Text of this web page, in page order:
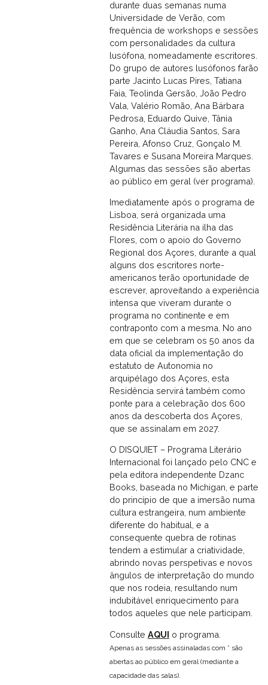
durante duas semanas numa
Universidade de Verão, com
frequência de workshops e sessões
com personalidades da cultura
lusófona, nomeadamente escritores.
Do grupo de autores lusófonos farão
parte Jacinto Lucas Pires, Tatiana
Faia, Teolinda Gersão, João Pedro
Vala, Valério Romão, Ana Bárbara
Pedrosa, Eduardo Quive, Tânia
Ganho, Ana Cláudia Santos, Sara
Pereira, Afonso Cruz, Gonçalo M.
Tavares e Susana Moreira Marques.
Algumas das sessões são abertas
ao público em geral (ver programa).
Imediatamente após o programa de
Lisboa, será organizada uma
Residência Literária na ilha das
Flores, com o apoio do Governo
Regional dos Açores, durante a qual
alguns dos escritores norte-
americanos terão oportunidade de
escrever, aproveitando a experiência
intensa que viveram durante o
programa no continente e em
contraponto com a mesma. No ano
em que se celebram os 50 anos da
data oficial da implementação do
estatuto de Autonomia no
arquipélago dos Açores, esta
Residência servirá também como
ponte para a celebração dos 600
anos da descoberta dos Açores,
que se assinalam em 2027.
O DISQUIET – Programa Literário
Internacional foi lançado pelo CNC e
pela editora independente Dzanc
Books, baseada no Michigan, e parte
do princípio de que a imersão numa
cultura estrangeira, num ambiente
diferente do habitual, e a
consequente quebra de rotinas
tendem a estimular a criatividade,
abrindo novas perspetivas e novos
ângulos de interpretação do mundo
que nos rodeia, resultando num
indubitável enriquecimento para
todos aqueles que nele participam.
Consulte AQUI o programa.
Apenas as sessões assinaladas com * são
abertas ao público em geral (mediante a
capacidade das salas).